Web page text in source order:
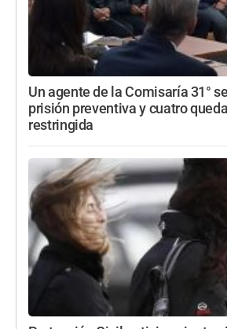
Un agente de la Comisaría 31°
prisión preventiva y cuatro
restringida